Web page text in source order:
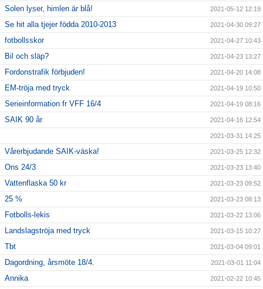
Solen lyser, himlen är blå! 2021-05-12 12:19
Se hit alla tjejer födda 2010-2013 2021-04-30 09:27
fotbollsskor 2021-04-27 10:43
Bil och släp? 2021-04-23 13:27
Fordonstrafik förbjuden! 2021-04-20 14:08
EM-tröja med tryck 2021-04-19 10:50
Serieinformation fr VFF 16/4 2021-04-19 08:16
SAIK 90 år 2021-04-16 12:54
2021-03-31 14:25
Vårerbjudande SAIK-väska! 2021-03-25 12:32
Ons 24/3 2021-03-23 13:40
Vattenflaska 50 kr 2021-03-23 09:52
25 % 2021-03-23 08:13
Fotbolls-lekis 2021-03-22 13:06
Landslagströja med tryck 2021-03-15 10:27
Tbt 2021-03-04 09:01
Dagordning, årsmöte 18/4. 2021-03-01 11:04
Annika 2021-02-22 10:45